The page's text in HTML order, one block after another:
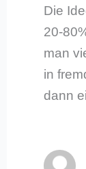
Die
20-
man
in
dann